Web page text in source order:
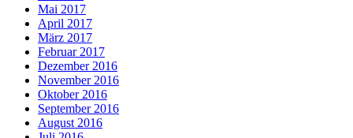
Mai 2017
April 2017
März 2017
Februar 2017
Dezember 2016
November 2016
Oktober 2016
September 2016
August 2016